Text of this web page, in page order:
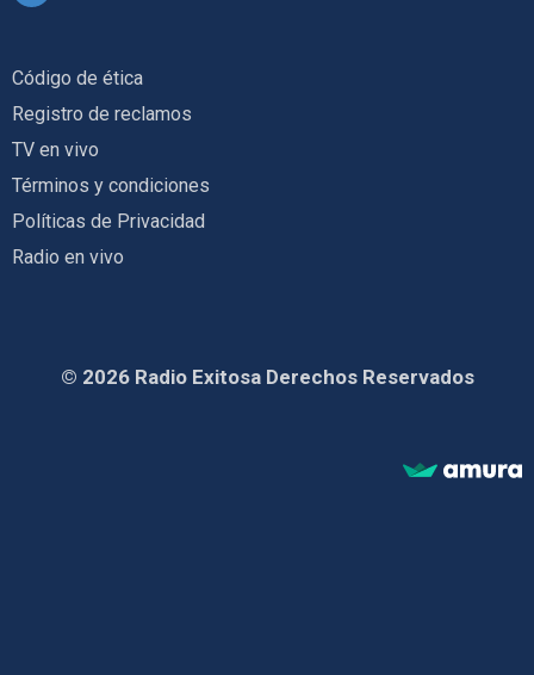
Código de ética
Registro de reclamos
TV en vivo
Términos y condiciones
Políticas de Privacidad
Radio en vivo
© 2026 Radio Exitosa Derechos Reservados